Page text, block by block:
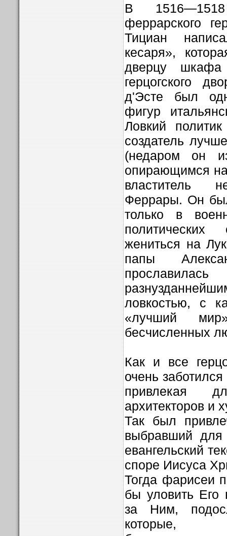
В
феррарского
Тициан
кесаря»,
дверцу
герцогского
д'Эсте был
фигур
Ловкий
создатель
(недаром он
опирающимся
властитель
Феррары. Он
только в
политических
жениться на
папы
ловкостью, с
«лучший
бесчисленных
Как и все
очень
привлекая
архитекторов и
Так был
выбравший для
евангельский
споре Иисуса
Тогда фарисеи
бы уловить
за Ним,
которые,